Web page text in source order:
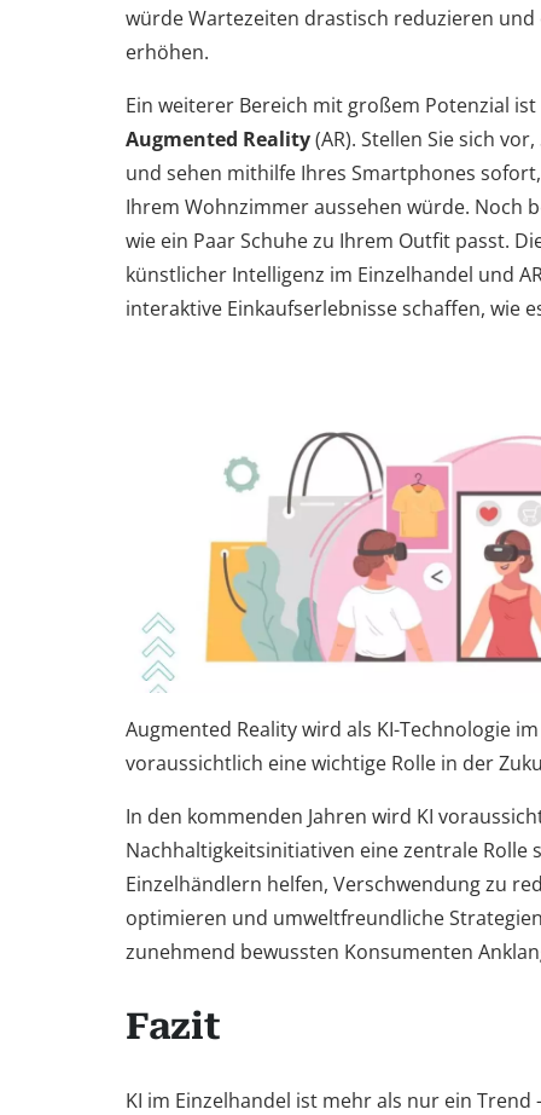
würde Wartezeiten drastisch reduzieren
erhöhen.
Ein weiterer Bereich mit großem Potenzial
Augmented Reality(AR). Stellen Sie sich
und sehen mithilfe Ihres Smartphones
Ihrem Wohnzimmer aussehen würde. Noch
wie ein Paar Schuhe zu Ihrem Outfit passt.
künstlicher Intelligenz im Einzelhandel und
interaktive Einkaufserlebnisse schaffen, wie
Augmented Reality wird als KI-Technologie
voraussichtlich eine wichtige Rolle in der
In den kommenden Jahren wird KI
Nachhaltigkeitsinitiativen eine zentrale Rolle
Einzelhändlern helfen, Verschwendung zu
optimieren und umweltfreundliche
zunehmend bewussten Konsumenten
Fazit
KI im Einzelhandel ist mehr als nur ein